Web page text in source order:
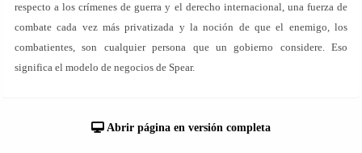
respecto a los crímenes de guerra y el derecho internacional, una fuerza de
combate cada vez más privatizada y la noción de que el enemigo, los
combatientes, son cualquier persona que un gobierno considere. Eso
significa el modelo de negocios de Spear.
Abrir página en versión completa